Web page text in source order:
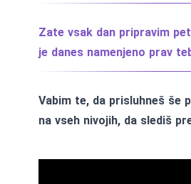
Zate vsak dan pripravim
je danes namenjeno prav
Vabim te, da prisluhneš še
na vseh nivojih, da slediš